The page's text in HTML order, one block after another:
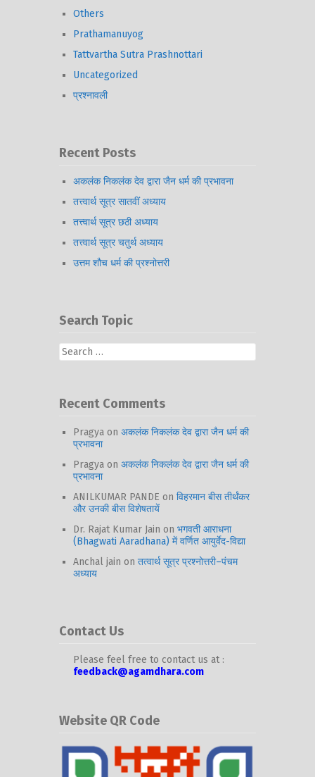
Others
Prathamanuyog
Tattvartha Sutra Prashnottari
Uncategorized
प्रश्नावली
Recent Posts
अकलंक निकलंक देव द्वारा जैन धर्म की प्रभावना
तत्त्वार्थ सूत्र सातवीं अध्याय
तत्त्वार्थ सूत्र छठी अध्याय
तत्त्वार्थ सूत्र चतुर्थ अध्याय
उत्तम शौच धर्म की प्रश्नोत्तरी
Search Topic
Search
for:
Recent Comments
Pragya on अकलंक निकलंक देव द्वारा जैन धर्म की
प्रभावना
Pragya on अकलंक निकलंक देव द्वारा जैन धर्म की
प्रभावना
ANILKUMAR PANDE on विहरमान बीस तीर्थंकर
और उनकी बीस विशेषतायें
Dr. Rajat Kumar Jain on भगवती आराधना
(Bhagwati Aaradhana) में वर्णित आयुर्वेद-विद्या
Anchal jain on तत्वार्थ सूत्र प्रश्नोत्तरी–पंचम
अध्याय
Contact Us
Please feel free to contact us at :
feedback@agamdhara.com
Website QR Code